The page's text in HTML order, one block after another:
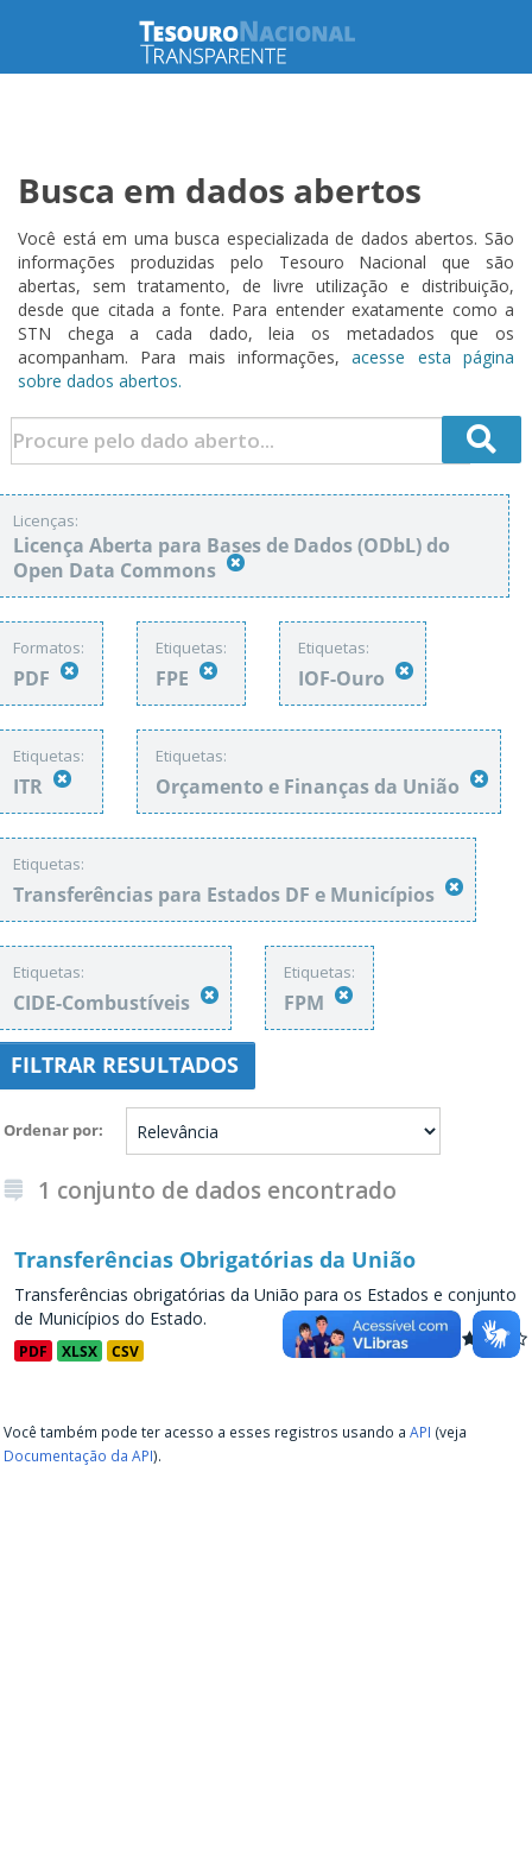
Busca em dados abertos
Você está em uma busca especializada de dados abertos. São
informações produzidas pelo Tesouro Nacional que são
abertas, sem tratamento, de livre utilização e distribuição,
desde que citada a fonte. Para entender exatamente como a
STN chega a cada dado, leia os metadados que os
acompanham. Para mais informações,acesse esta página
sobre dados abertos.
Licenças:
Licença Aberta para Bases de Dados (ODbL) do
Open Data Commons
Formatos:
PDF
Etiquetas:
FPE
Etiquetas:
IOF-Ouro
Etiquetas:
ITR
Etiquetas:
Orçamento e Finanças da União
Etiquetas:
Transferências para Estados DF e Municípios
Etiquetas:
CIDE-Combustíveis
Etiquetas:
FPM
FILTRAR RESULTADOS
Ordenar por
1 conjunto de dados encontrado
Transferências Obrigatórias da União
Transferências obrigatórias da União para os Estados e conjunto
de Municípios do Estado.
PDF XLSX CSV
Você também pode ter acesso a esses registros usando a API (veja
Documentação da API).